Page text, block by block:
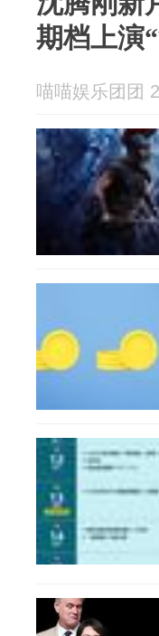
期档上演
喵喵娱乐团团